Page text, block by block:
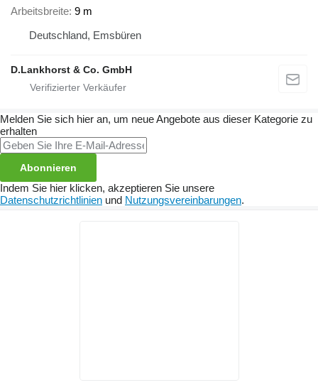
Arbeitsbreite 9 m
Deutschland, Emsbüren
D.Lankhorst & Co. GmbH
Melden Sie sich hier an, um neue Angebote aus dieser Kategorie zu
erhalten
Abonnieren
Indem Sie hier klicken, akzeptieren Sie unsere
Datenschutzrichtlinien und Nutzungsvereinbarungen.